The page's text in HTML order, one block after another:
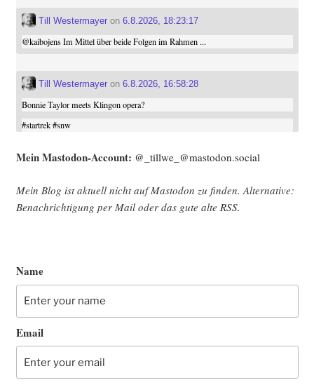
Till Westermayeron 6.8.2026, 18:23:17
@kaibojensIm Mittel über beide Folgen im Rahmen ...
Till Westermayeron 6.8.2026, 16:58:28
Bonnie Taylor meets Klingon opera?
#startrek #snw
Mein Mast­o­don-Account: @_tillwe_@mastodon.social
Mein Blog ist aktu­ell nicht auf Mast­o­don zu fin­den. Alter­na­ti­ve:
Benach­rich­ti­gung per Mail oder das gute alte RSS.
Name
Email